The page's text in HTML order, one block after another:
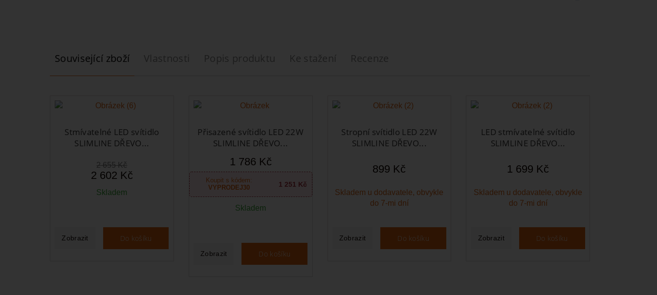
Související zboží Vlastnosti Popis produktu Ke stažení Recenze
Stmívatelné LED svítidlo
SLIMLINE DŘEVO...
2 655 Kč
2 602 Kč
Skladem
Zobrazit Do košíku
Přisazené svítidlo LED 22W
SLIMLINE DŘEVO...
1 786 Kč
Koupit s kódem:
VYPRODEJ30
1 251 Kč
Skladem
Zobrazit Do košíku
Stropní svítidlo LED 22W
SLIMLINE DŘEVO...
899 Kč
Skladem u dodavatele, obvykle
do 7-mi dní
Zobrazit Do košíku
LED stmívatelné svítidlo
SLIMLINE DŘEVO...
1 699 Kč
Skladem u dodavatele, obvykle
do 7-mi dní
Zobrazit Do košíku